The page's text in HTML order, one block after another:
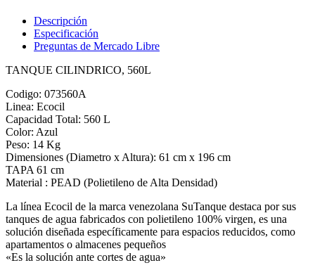
SUTANQUE,
560L
cantidad
Descripción
Especificación
Preguntas de Mercado Libre
TANQUE CILINDRICO, 560L
Codigo: 073560A
Linea: Ecocil
Capacidad Total: 560 L
Color: Azul
Peso: 14 Kg
Dimensiones (Diametro x Altura): 61 cm x 196 cm
TAPA 61 cm
Material : PEAD (Polietileno de Alta Densidad)
La línea Ecocil de la marca venezolana SuTanque destaca por sus
tanques de agua fabricados con polietileno 100% virgen, es una
solución diseñada específicamente para espacios reducidos, como
apartamentos o almacenes pequeños
«Es la solución ante cortes de agua»